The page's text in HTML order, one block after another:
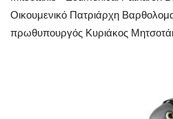
Mykonos
Mykonos Ticker TV
Οικουμενικό Πατριάρχη
πρωθυπουργός Κυριάκος